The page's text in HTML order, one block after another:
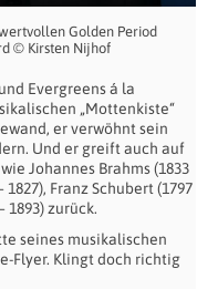
Golden Period
© Kirsten Nijhof
Evergreens á la
„Mottenkiste“
er verwöhnt sein
Und er greift auch auf
Johannes Brahms (1833
Franz Schubert (1797
1893) zurück.
seines musikalischen
Flyer. Klingt doch richtig